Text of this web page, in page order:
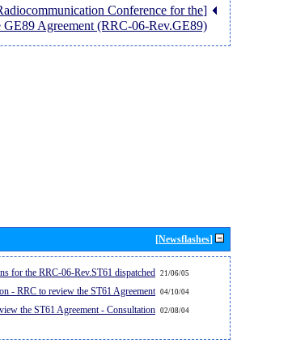
Conference for the
Agreement (RRC-06-Rev.GE89)]
[Newsflashes]
21/06/05
for the RRC-06-Rev.ST61 dispatched...
04/10/04
- RRC to review the ST61 Agreement
02/08/04
the ST61 Agreement - Consultation